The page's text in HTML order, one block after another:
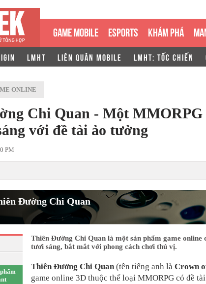
GAME MOBILE ESPORTS KHÁM PHÁ
LMHT LIÊN QUÂN MOBILE LMHT: TỐC CHIẾN
ONLINE
Chi Quan - Một MMORPG
với đề tài ảo tưởng
PM
Đường Chi Quan
Thiên Đường Chi Quan là một sản phẩm game online
tươi sáng, bắt mắt với phong cách chơi thú vị.
Thiên Đường Chi Quan(tên tiếng anh là Crown
game online 3D thuộc thể loại MMORPG có đề